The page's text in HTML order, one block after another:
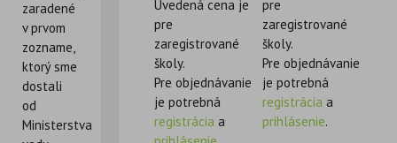
zaradené
v prvom
zozname,
ktorý sme
dostali
od
Ministerstva
Uvedená cena je
pre
zaregistrované
školy.
Pre objednávanie
je potrebná
registrácia a
pre
zaregistrované
školy.
Pre objednávanie
je potrebná
registrácia a
prihlásenie.